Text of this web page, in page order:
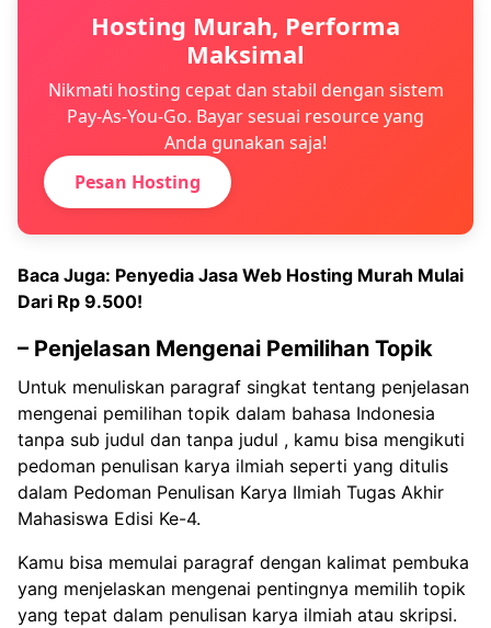
Hosting Murah, Performa
Maksimal
Nikmati hosting cepat dan stabil dengan sistem
Pay-As-You-Go. Bayar sesuai resource yang
Anda gunakan saja!
Pesan Hosting
Baca Juga: Penyedia Jasa Web Hosting Murah Mulai
Dari Rp 9.500!
– Penjelasan Mengenai Pemilihan Topik
Untuk menuliskan paragraf singkat tentang penjelasan
mengenai pemilihan topik dalam bahasa Indonesia
tanpa sub judul dan tanpa judul , kamu bisa mengikuti
pedoman penulisan karya ilmiah seperti yang ditulis
dalam Pedoman Penulisan Karya Ilmiah Tugas Akhir
Mahasiswa Edisi Ke-4.
Kamu bisa memulai paragraf dengan kalimat pembuka
yang menjelaskan mengenai pentingnya memilih topik
yang tepat dalam penulisan karya ilmiah atau skripsi.